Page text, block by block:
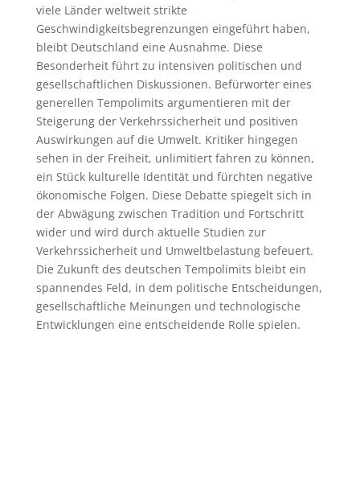
viele Länder weltweit strikte
Geschwindigkeitsbegrenzungen eingeführt haben,
bleibt Deutschland eine Ausnahme. Diese
Besonderheit führt zu intensiven politischen und
gesellschaftlichen Diskussionen. Befürworter eines
generellen Tempolimits argumentieren mit der
Steigerung der Verkehrssicherheit und positiven
Auswirkungen auf die Umwelt. Kritiker hingegen
sehen in der Freiheit, unlimitiert fahren zu können,
ein Stück kulturelle Identität und fürchten negative
ökonomische Folgen. Diese Debatte spiegelt sich in
der Abwägung zwischen Tradition und Fortschritt
wider und wird durch aktuelle Studien zur
Verkehrssicherheit und Umweltbelastung befeuert.
Die Zukunft des deutschen Tempolimits bleibt ein
spannendes Feld, in dem politische Entscheidungen,
gesellschaftliche Meinungen und technologische
Entwicklungen eine entscheidende Rolle spielen.